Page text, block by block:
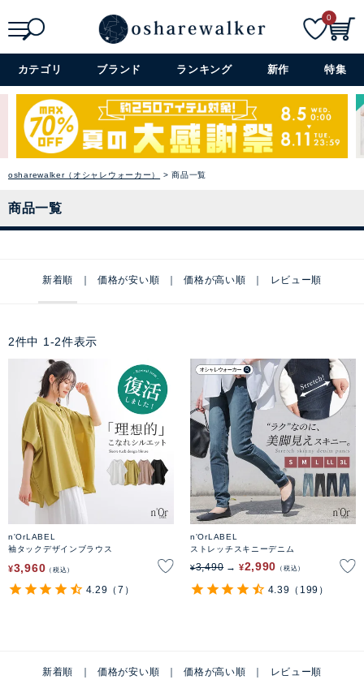
詳細検索+
0
カテゴリ ブランド ランキング 新作 特集
osharewalker（オシャレウォーカー） 商品一覧
商品一覧
新着順 価格が安い順 価格が高い順 レビュー順
2件中 1 -2件表示
n'OrLABEL
袖タックデザインブラウス
¥3,960 税込
4.29 （7）
n'OrLABEL
ストレッチスキニーデニム
¥3,490 ¥2,990 税込
4.39 （199）
新着順 価格が安い順 価格が高い順 レビュー順